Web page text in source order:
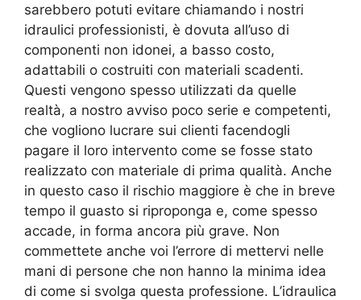
sarebbero potuti evitare chiamando i nostri
idraulici professionisti, è dovuta all’uso di
componenti non idonei, a basso costo,
adattabili o costruiti con materiali scadenti.
Questi vengono spesso utilizzati da quelle
realtà, a nostro avviso poco serie e competenti,
che vogliono lucrare sui clienti facendogli
pagare il loro intervento come se fosse stato
realizzato con materiale di prima qualità. Anche
in questo caso il rischio maggiore è che in breve
tempo il guasto si riproponga e, come spesso
accade, in forma ancora più grave. Non
commettete anche voi l’errore di mettervi nelle
mani di persone che non hanno la minima idea
di come si svolga questa professione. L’idraulica